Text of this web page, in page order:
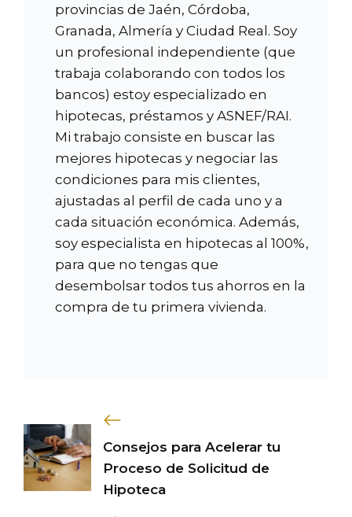
provincias de Jaén, Córdoba,
Granada, Almería y Ciudad Real. Soy
un profesional independiente (que
trabaja colaborando con todos los
bancos) estoy especializado en
hipotecas, préstamos y ASNEF/RAI.
Mi trabajo consiste en buscar las
mejores hipotecas y negociar las
condiciones para mis clientes,
ajustadas al perfil de cada uno y a
cada situación económica. Además,
soy especialista en hipotecas al 100%,
para que no tengas que
desembolsar todos tus ahorros en la
compra de tu primera vivienda.
Consejos para Acelerar tu
Proceso de Solicitud de
Hipoteca